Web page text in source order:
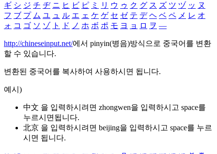
ギ シ ジ チ ヂ ニ ヒ ビ ピ ミ リ ウ ゥ ク グ ス ズ ツ ヅ ッ ヌ
フ ブ プ ム ユ ュ ル エ ェ ケ ゲ セ ゼ テ デ ヘ ベ ペ メ レ オ
ォ コ ゴ ソ ゾ ト ド ノ ホ ボ ポ モ ヨ ョ ロ ヲ ―
http://chineseinput.net/에서 pinyin(병음)방식으로 중국어를 변환
할 수 있습니다.
변환된 중국어를 복사하여 사용하시면 됩니다.
예시)
中文 을 입력하시려면 zhongwen을 입력하시고 space를
누르시면됩니다.
北京 을 입력하시려면 beijing을 입력하시고 space를 누르
시면 됩니다.